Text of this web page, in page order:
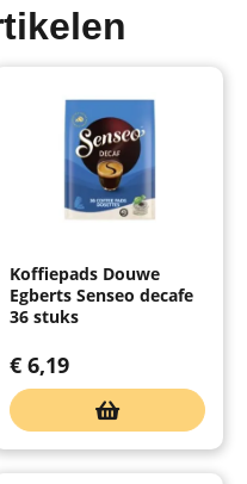
Koffiepads Douwe
Egberts Senseo decafe
36 stuks
€ 6,19